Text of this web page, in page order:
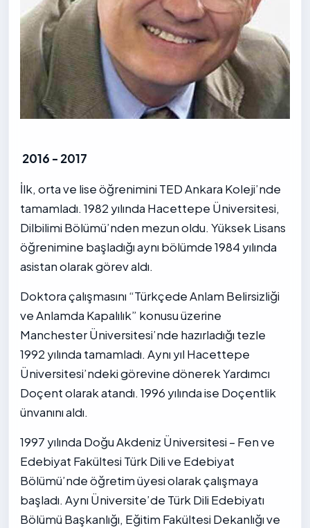
2016 - 2017
İlk, orta ve lise öğrenimini TED Ankara Koleji’nde
tamamladı. 1982 yılında Hacettepe Üniversitesi,
Dilbilimi Bölümü’nden mezun oldu. Yüksek Lisans
öğrenimine başladığı aynı bölümde 1984 yılında
asistan olarak görev aldı.
Doktora çalışmasını “Türkçede Anlam Belirsizliği
ve Anlamda Kapalılık” konusu üzerine
Manchester Üniversitesi’nde hazırladığı tezle
1992 yılında tamamladı. Aynı yıl Hacettepe
Üniversitesi’ndeki görevine dönerek Yardımcı
Doçent olarak atandı. 1996 yılında ise Doçentlik
ünvanını aldı.
1997 yılında Doğu Akdeniz Üniversitesi – Fen ve
Edebiyat Fakültesi Türk Dili ve Edebiyat
Bölümü’nde öğretim üyesi olarak çalışmaya
başladı. Aynı Üniversite’de Türk Dili Edebiyatı
Bölümü Başkanlığı, Eğitim Fakültesi Dekanlığı ve